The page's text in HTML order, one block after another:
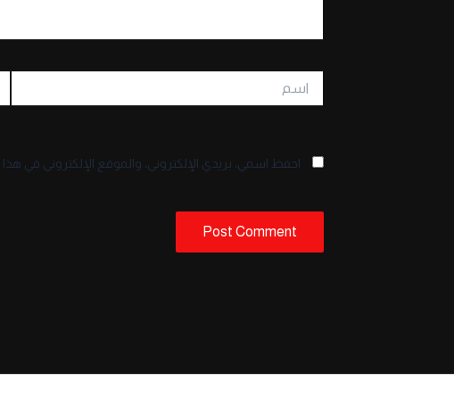
احفظ اسمي، بريدي الإلكتروني، والموقع الإلكتروني في